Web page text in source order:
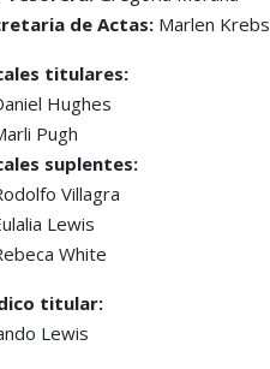
de Actas: Marlen Krebs
titulares:
Hughes
Pugh
suplentes:
Villagra
Lewis
White
titular:
Lewis